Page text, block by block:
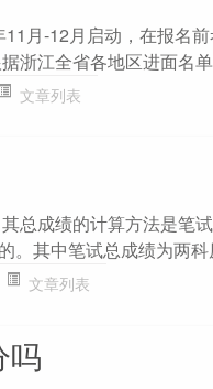
月-12月启动，在报名
浙江全省各地区进面名
文章列表
总成绩的计算方法是笔
。其中笔试总成绩为两科
文章列表
吗